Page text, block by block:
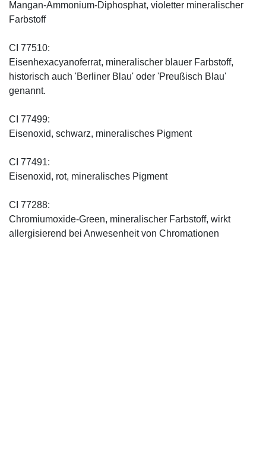
Mangan-Ammonium-Diphosphat, violetter mineralischer
Farbstoff
CI 77510:
Eisenhexacyanoferrat, mineralischer blauer Farbstoff,
historisch auch 'Berliner Blau' oder 'Preußisch Blau'
genannt.
CI 77499:
Eisenoxid, schwarz, mineralisches Pigment
CI 77491:
Eisenoxid, rot, mineralisches Pigment
CI 77288:
Chromiumoxide-Green, mineralischer ­Farbstoff, wirkt
allergisierend bei Anwesenheit von Chromationen